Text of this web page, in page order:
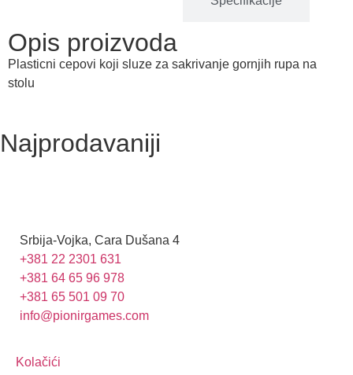
Opis proizvoda
Plasticni cepovi koji sluze za sakrivanje gornjih rupa na
stolu
Najprodavaniji
Srbija-Vojka, Cara Dušana 4
+381 22 2301 631
+381 64 65 96 978
+381 65 501 09 70
info@pionirgames.com
Kolačići